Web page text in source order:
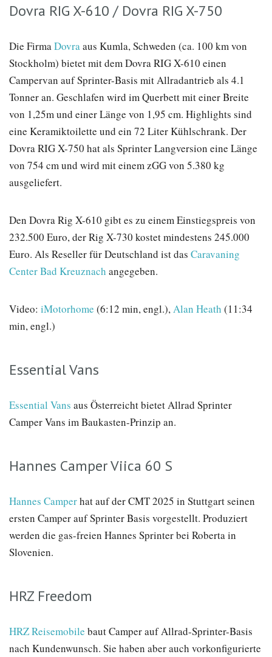
Dovra RIG X-610 / Dovra RIG X-750
Die FirmaDovraaus Kumla, Schweden (ca. 100 km von
Stockholm) bietet mit dem Dovra RIG X-610 einen
Campervan auf Sprinter-Basis mit Allradantrieb als 4.1
Tonner an. Geschlafen wird im Querbett mit einer Breite
von 1,25m und einer Länge von 1,95 cm. Highlights sind
eine Keramiktoilette und ein 72 Liter Kühlschrank. Der
Dovra RIG X-750 hat als Sprinter Langversion eine Länge
von 754 cm und wird mit einem zGG von 5.380 kg
ausgeliefert.
Den Dovra Rig X-610 gibt es zu einem Einstiegspreis von
232.500 Euro, der Rig X-730 kostet mindestens 245.000
Euro. Als Reseller für Deutschland ist das Caravaning
Center Bad Kreuznach angegeben.
Video: iMotorhome (6:12 min, engl.),Alan Heath (11:34
min, engl.)
Essential Vans
Essential Vans aus Österreicht bietet Allrad Sprinter
Camper Vans im Baukasten-Prinzip an.
Hannes Camper Viica 60 S
Hannes Camperhat auf der CMT 2025 in Stuttgart seinen
ersten Camper auf Sprinter Basis vorgestellt. Produziert
werden die gas-freien Hannes Sprinter bei Roberta in
Slovenien.
HRZ Freedom
HRZ Reisemobile baut Camper auf Allrad-Sprinter-Basis
nach Kundenwunsch. Sie haben aber auch vorkonfigurierte